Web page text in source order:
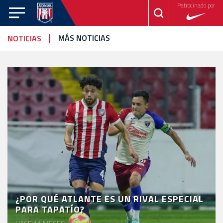
CHIVAS CHIVAS
FEMENIL TAPATÍO
NOTICIAS
VIDEOS
ESTADÍSTICAS
CALENDARIO
EQUIPO
EL
CLUB
CHIVABONOS
Patrocinado por
NOTICIAS MÁS NOTICIAS
¿POR QUÉ ATLANTE ES UN RIVAL ESPECIAL
PARA TAPATÍO?